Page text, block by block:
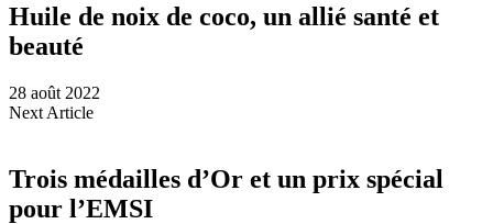
Huile de noix de coco, un allié santé et
beauté
28 août 2022
Next Article
Trois médailles d’Or et un prix spécial
pour l’EMSI